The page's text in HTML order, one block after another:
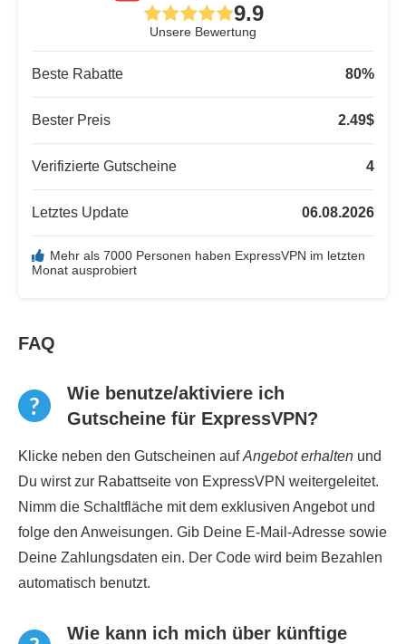
9.9
Unsere Bewertung
Beste Rabatte 80%
Bester Preis 2.49$
Verifizierte Gutscheine 4
Letztes Update 06.08.2026
Mehr als 7000 Personen haben ExpressVPN im letzten
Monat ausprobiert
FAQ
Wie benutze/aktiviere ich
Gutscheine für ExpressVPN?
Klicke neben den Gutscheinen aufAngebot erhalten und
Du wirst zur Rabattseite von ExpressVPN weitergeleitet.
Nimm die Schaltfläche mit dem exklusiven Angebot und
folge den Anweisungen. Gib Deine E-Mail-Adresse sowie
Deine Zahlungsdaten ein. Der Code wird beim Bezahlen
automatisch benutzt.
Wie kann ich mich über künftige